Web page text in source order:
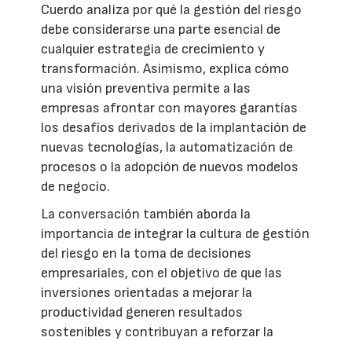
Cuerdo analiza por qué la gestión del riesgo
debe considerarse una parte esencial de
cualquier estrategia de crecimiento y
transformación. Asimismo, explica cómo
una visión preventiva permite a las
empresas afrontar con mayores garantías
los desafíos derivados de la implantación de
nuevas tecnologías, la automatización de
procesos o la adopción de nuevos modelos
de negocio.
La conversación también aborda la
importancia de integrar la cultura de gestión
del riesgo en la toma de decisiones
empresariales, con el objetivo de que las
inversiones orientadas a mejorar la
productividad generen resultados
sostenibles y contribuyan a reforzar la